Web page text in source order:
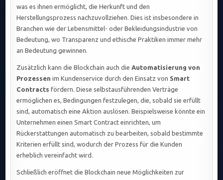
was es ihnen ermöglicht, die Herkunft und den
Herstellungsprozess nachzuvollziehen. Dies ist insbesondere in
Branchen wie der Lebensmittel- oder Bekleidungsindustrie von
Bedeutung, wo Transparenz und ethische Praktiken immer mehr
an Bedeutung gewinnen.
Zusätzlich kann die Blockchain auch dieAutomatisierung von
Prozessen im Kundenservice durch den Einsatz von Smart
Contracts fördern. Diese selbstausführenden Verträge
ermöglichen es, Bedingungen festzulegen, die, sobald sie erfüllt
sind, automatisch eine Aktion auslösen. Beispielsweise könnte ein
Unternehmen einen Smart Contract einrichten, um
Rückerstattungen automatisch zu bearbeiten, sobald bestimmte
Kriterien erfüllt sind, wodurch der Prozess für die Kunden
erheblich vereinfacht wird.
Schließlich eröffnet die Blockchain neue Möglichkeiten zur